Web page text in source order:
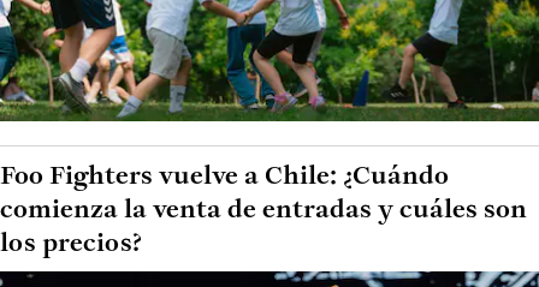
Foo Fighters vuelve a Chile: ¿Cuándo
comienza la venta de entradas y cuáles son
los precios?